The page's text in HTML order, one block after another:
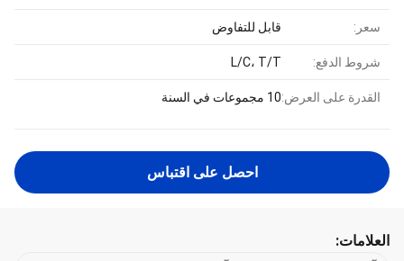
سعر: قابل للتفاوض
شروط الدفع: L/C، T/T
القدرة على العرض:10 مجموعات في السنة
احصل على اقتباس
العلامات: